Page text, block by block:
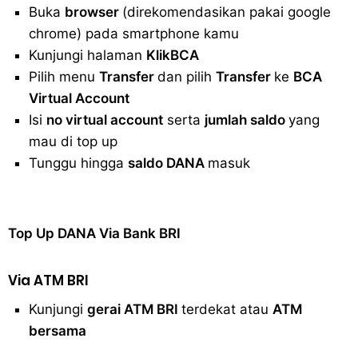
Buka browser (direkomendasikan pakai google
chrome) pada smartphone kamu
Kunjungi halaman KlikBCA
Pilih menu Transfer dan pilih Transfer ke BCA
Virtual Account
Isi no virtual accountserta jumlah saldo yang
mau di top up
Tunggu hingga saldo DANA masuk
Top Up DANA Via Bank BRI
Via ATM BRI
Kunjungi gerai ATM BRI terdekat atau ATM
bersama